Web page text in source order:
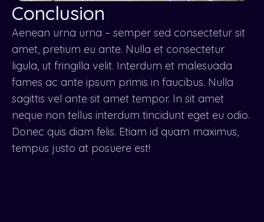
Conclusion
Aenean urna urna – semper sed consectetur sit
amet, pretium eu ante. Nulla et consectetur
ligula, ut fringilla velit. Interdum et malesuada
fames ac ante ipsum primis in faucibus. Nulla
sagittis vel ante sit amet tempor. In sit amet
neque non tellus interdum tincidunt eget eu odio.
Donec quis diam felis. Etiam id quam maximus,
tempus justo at posuere est!